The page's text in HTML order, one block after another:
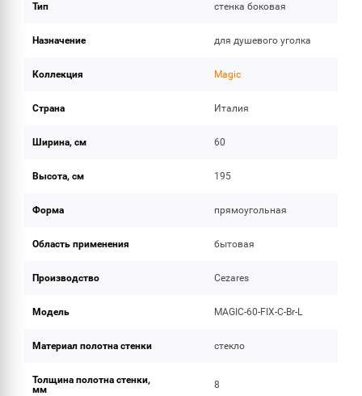
Тип стенка боковая
Назначение для душевого уголка
Коллекция Magic
Страна Италия
Ширина, см 60
Высота, см 195
Форма прямоугольная
Область применения бытовая
Производство Cezares
Модель MAGIC-60-FIX-C-Br-L
Материал полотна стенки стекло
Толщина полотна стенки,
мм
8